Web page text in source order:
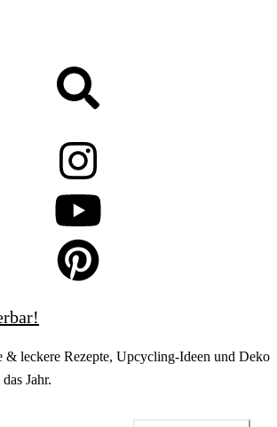
& leckere Rezepte, Upcycling-Ideen und Deko
Jahr.